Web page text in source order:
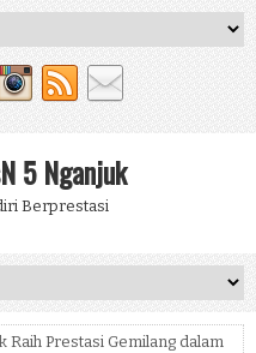
5 Nganjuk
Berprestasi
Raih Prestasi Gemilang dalam